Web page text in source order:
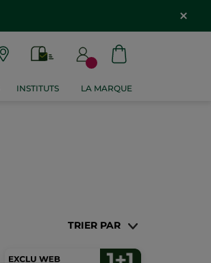
INSTITUTS LA MARQUE
TRIER PAR